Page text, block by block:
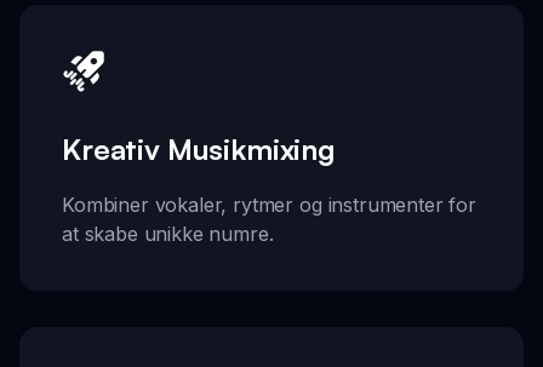
Kreativ Musikmixing
Kombiner vokaler, rytmer og instrumenter for
at skabe unikke numre.